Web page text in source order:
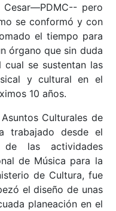
Cesar—PDMC-- pero
se conformó y con
el tiempo para
órgano que sin duda
se sustentan las
y cultural en el
10 años.
Culturales de
trabajado desde el
las actividades
de Música para la
de Cultura, fue
el diseño de unas
planeación en el